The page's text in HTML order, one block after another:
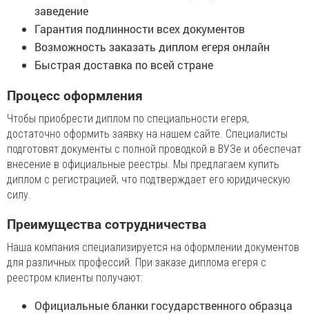
заведение
Гарантия подлинности всех документов
Возможность заказать диплом егеря онлайн
Быстрая доставка по всей стране
Процесс оформления
Чтобы приобрести диплом по специальности егеря,
достаточно оформить заявку на нашем сайте. Специалисты
подготовят документы с полной проводкой в ВУЗе и обеспечат
внесение в официальные реестры. Мы предлагаем купить
диплом с регистрацией, что подтверждает его юридическую
силу.
Преимущества сотрудничества
Наша компания специализируется на оформлении документов
для различных профессий. При заказе диплома егеря с
реестром клиенты получают:
Официальные бланки государственного образца